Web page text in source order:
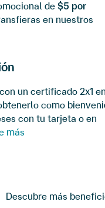
de $5 por
en nuestros
un certificado 2x1 en
como
con tu tarjeta o en
más
Descubre más